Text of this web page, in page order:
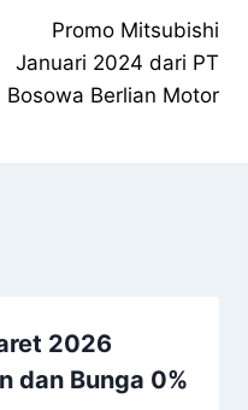
Promo Mitsubishi
Januari 2024 dari PT
Bosowa Berlian Motor
2026
dan Bunga 0%